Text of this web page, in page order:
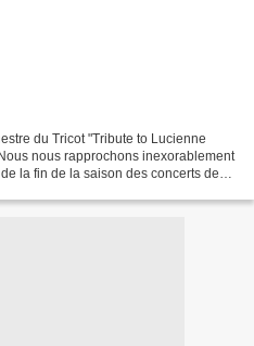
du Tricot "Tribute to Lucienne
nous rapprochons inexorablement
la fin de la saison des concerts de